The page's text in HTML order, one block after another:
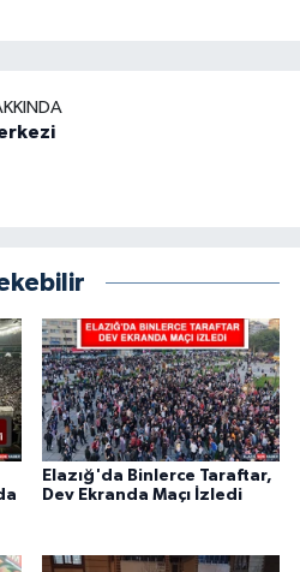
Elazığ'da Binlerce Taraftar,
Dev Ekranda Maçı İzledi